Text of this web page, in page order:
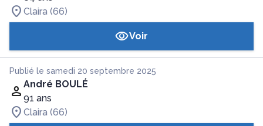
Claira (66)
Voir
Publié le samedi 20 septembre 2025
André BOULÉ
91 ans
Claira (66)